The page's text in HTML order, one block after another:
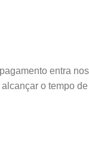
entra nos
o tempo de